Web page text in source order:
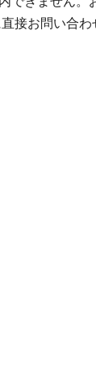
接お問い合わ